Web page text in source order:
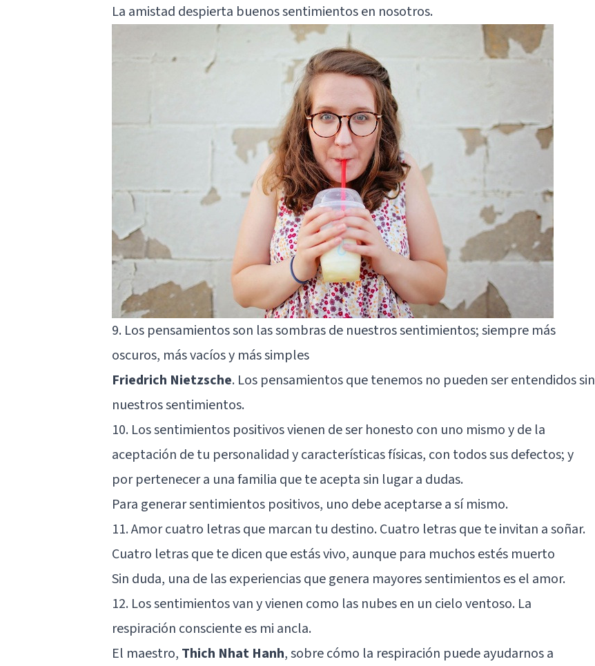
La amistad despierta buenos sentimientos en nosotros.
9. Los pensamientos son las sombras de nuestros sentimientos; siempre más
oscuros, más vacíos y más simples
Friedrich Nietzsche. Los pensamientos que tenemos no pueden ser entendidos sin
nuestros sentimientos.
10. Los sentimientos positivos vienen de ser honesto con uno mismo y de la
aceptación de tu personalidad y características físicas, con todos sus defectos; y
por pertenecer a una familia que te acepta sin lugar a dudas.
Para generar sentimientos positivos, uno debe aceptarse a sí mismo.
11. Amor cuatro letras que marcan tu destino. Cuatro letras que te invitan a soñar.
Cuatro letras que te dicen que estás vivo, aunque para muchos estés muerto
Sin duda, una de las experiencias que genera mayores sentimientos es el amor.
12. Los sentimientos van y vienen como las nubes en un cielo ventoso. La
respiración consciente es mi ancla.
El maestro, Thich Nhat Hanh, sobre cómo la respiración puede ayudarnos a